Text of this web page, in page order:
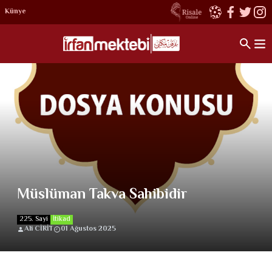
Künye
Müslüman Takva Sahibidir
225. Sayi İtikad
Ali CİRİT
01 Ağustos 2025